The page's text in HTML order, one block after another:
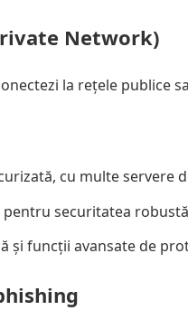
Network)
la rețele publice
cu multe servere
pentru securitatea
și funcții avansate de